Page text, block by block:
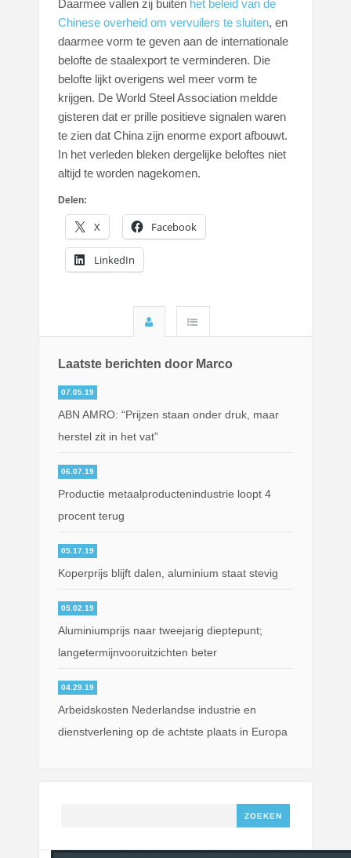
Daarmee vallen zij buiten het beleid van de
Chinese overheid om vervuilers te sluiten, en
daarmee vorm te geven aan de internationale
belofte de staalexport te verminderen. Die
belofte lijkt overigens wel meer vorm te
krijgen. De World Steel Association meldde
gisteren dat er prille positieve signalen waren
te zien dat China zijn enorme export afbouwt.
In het verleden bleken dergelijke beloftes niet
altijd te worden nagekomen.
Delen:
X Facebook
LinkedIn
Laatste berichten door Marco
07.05.19
ABN AMRO: “Prijzen staan onder druk, maar
herstel zit in het vat”
06.07.19
Productie metaalproductenindustrie loopt 4
procent terug
05.17.19
Koperprijs blijft dalen, aluminium staat stevig
05.02.19
Aluminiumprijs naar tweejarig dieptepunt;
langetermijnvooruitzichten beter
04.29.19
Arbeidskosten Nederlandse industrie en
dienstverlening op de achtste plaats in Europa